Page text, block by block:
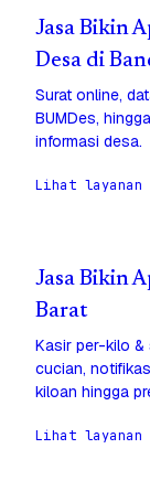
Jasa Bikin
Desa di
Surat online,
BUMDes,
informasi desa.
Lihat layanan
Jasa Bikin
Barat
Kasir per-kilo &
cucian,
kiloan hingga
Lihat layanan